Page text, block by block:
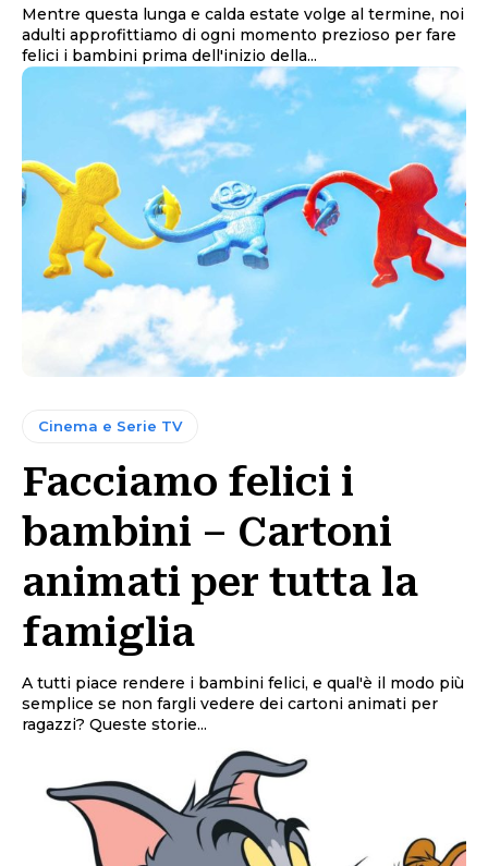
Mentre questa lunga e calda estate volge al termine, noi
adulti approfittiamo di ogni momento prezioso per fare
felici i bambini prima dell'inizio della...
Cinema e Serie TV
Facciamo felici i
bambini – Cartoni
animati per tutta la
famiglia
A tutti piace rendere i bambini felici, e qual'è il modo più
semplice se non fargli vedere dei cartoni animati per
ragazzi? Queste storie...